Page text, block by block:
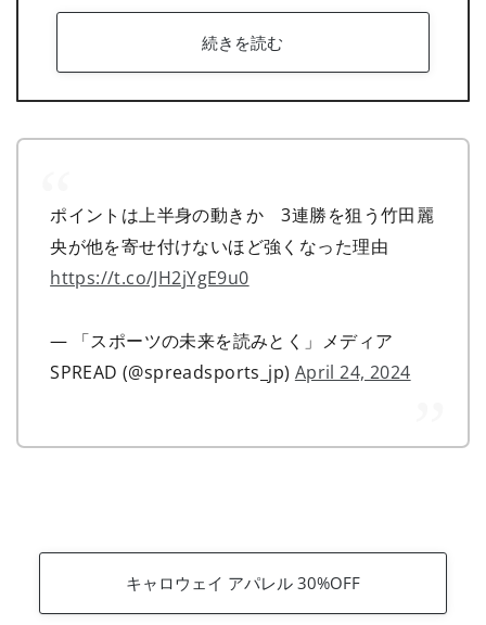
続きを読む
ポイントは上半身の動きか 3連勝を狙う竹田麗
央が他を寄せ付けないほど強くなった理由
https://t.co/JH2jYgE9u0
— 「スポーツの未来を読みとく」メディア
SPREAD (@spreadsports_jp) April 24, 2024
キャロウェイ アパレル 30%OFF